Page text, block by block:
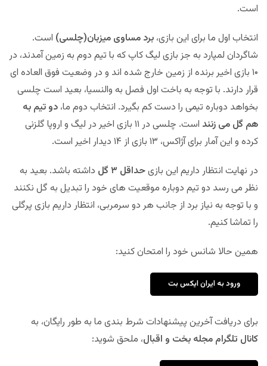
است.
انتخاب اول ما برای این بازی، برد مساوی میزبان(چلسی) است.
شاگردان لمپارد به جز بازی لیگ کاپ که با تیم دوم به زمین آمدند، در
۱۰ بازی اخیر برنده از زمین خارج شده اند و در وضعیت فوق العاده ای
قرار دارند. با توجه به باخت اول فصل به والنسیا، بعید است چلسی
بخواهد دوباره تیمی را دست کم بگیرد. انتخاب دوم ما، دو تیم به
هم گل می زنند
است. چلسی در ۱۱ بازی اخیر در لیگ و اروپا گلزنی
کرده و این آمار برای آژاکس، ۱۳ بازی از ۱۴ دیدار اخیر است.
در نهایت انتظار داریم این بازیحداقل ۳ گل
داشته باشد. بعید به
نظر می رسد دو تیم دوباره موقعیت های خود را تبدیل به گل نکنند
و با توجه به نیاز برد از جانب هر دو سرمربی، انتظار داریم بازی پرگلی
را تماشا کنیم.
همین حالا شانس خود را امتحان کنید:
ورود به ایران ایکس بت
برای دریافت آخرین پیشنهادات شرط بندی ما به طور رایگان، به
کانال تلگرام مجله بخت و اقبال، ملحق شوید: